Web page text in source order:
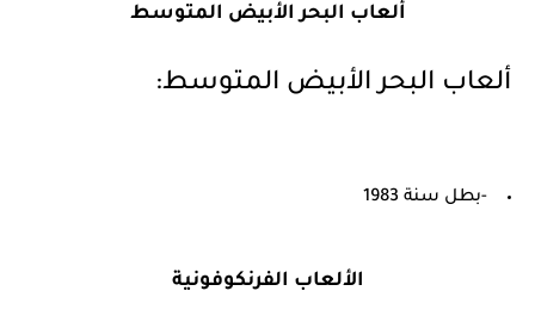
ألعاب البحر الأبيض المتوسط
ألعاب البحر الأبيض المتوسط:
-بطل سنة 1983
الألعاب الفرنكوفونية